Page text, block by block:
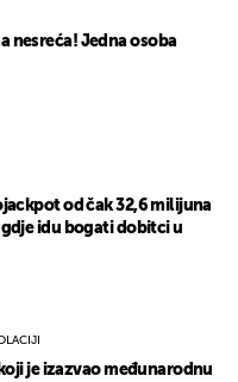
nesreća! Jedna osoba
od čak 32,6 milijuna
idu bogati dobitci u
je izazvao međunarodnu